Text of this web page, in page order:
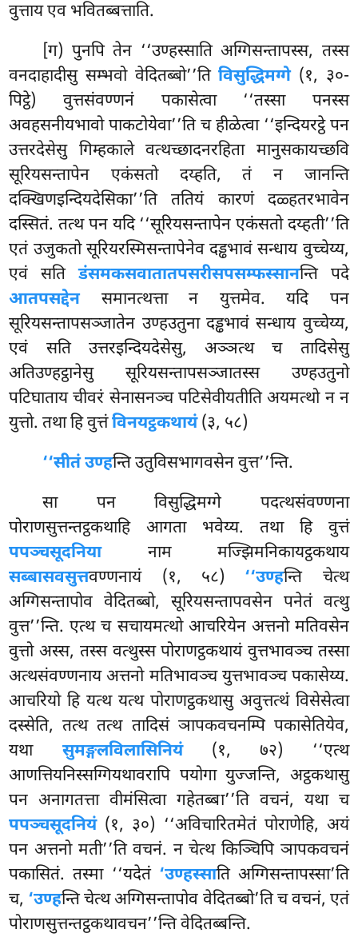
वुत्ताय एव भवितब्बत्ताति.
[ग) पुनपि तेन ‘‘उण्हस्साति अग्गिसन्तापस्स, तस्स
वनदाहादीसु सम्भवो वेदितब्बो’’तिविसुद्धिमग्गे(१, ३०-
पिट्ठे) वुत्तसंवण्णनं पकासेत्वा ‘‘तस्सा पनस्स
अवहसनीयभावो पाकटोयेवा’’ति च हीळेत्वा ‘‘इन्दियरट्ठे पन
उत्तरदेसेसु गिम्हकाले वत्थच्छादनरहिता मानुसकायच्छवि
सूरियसन्तापेन एकंसतो दय्हति, तं न जानन्ति
दक्खिणइन्दियदेसिका’’ति ततियं कारणं दळ्हतरभावेन
दस्सितं. तत्थ पन यदि ‘‘सूरियसन्तापेन एकंसतो दय्हती’’ति
एतं उजुकतो सूरियरस्मिसन्तापेनेव दड्ढभावं सन्धाय वुच्चेय्य,
एवं सतिडंसमकसवातातपसरीसपसम्फस्सानन्ति पदे
आतपसद्देनसमानत्थत्ता न युत्तमेव. यदि पन
सूरियसन्तापसञ्जातेन उण्हउतुना दड्ढभावं सन्धाय वुच्चेय्य,
एवं सति उत्तरइन्दियदेसेसु, अञ्ञत्थ च तादिसेसु
अतिउण्हट्ठानेसु सूरियसन्तापसञ्जातस्स उण्हउतुनो
पटिघातायचीवरं सेनासनञ्च पटिसेवीयतीति अयमत्थो न न
युत्तो. तथा हि वुत्तंविनयट्ठकथायं(३, ५८)
‘‘सीतं उण्हन्ति उतुविसभागवसेन वुत्त’’न्ति.
सा पन विसुद्धिमग्गे पदत्थसंवण्णना
पोराणसुत्तन्तट्ठकथाहि आगता भवेय्य. तथा हि वुत्तं
पपञ्चसूदनियानाम मज्झिमनिकायट्ठकथाय
सब्बासवसुत्तवण्णनायं (१, ५८) ‘‘उण्हन्ति चेत्थ
अग्गिसन्तापोव वेदितब्बो, सूरियसन्तापवसेन पनेतं वत्थु
वुत्त’’न्ति. एत्थ च सचायमत्थो आचरियेन अत्तनो मतिवसेन
वुत्तो अस्स, तस्स वत्थुस्स पोराणट्ठकथायं वुत्तभावञ्च तस्सा
अत्थसंवण्णनाय अत्तनो मतिभावञ्च युत्तभावञ्च पकासेय्य.
आचरियो हि यत्थ यत्थ पोराणट्ठकथासु अवुत्तत्थं विसेसेत्वा
दस्सेति, तत्थ तत्थ तादिसं ञापकवचनम्पि पकासेतियेव,
यथा सुमङ्गलविलासिनियं(१, ७२) ‘‘एत्थ
आणत्तियनिस्सग्गियथावरापि पयोगा युज्जन्ति, अट्ठकथासु
पन अनागतत्ता वीमंसित्वा गहेतब्बा’’ति वचनं, यथा च
पपञ्चसूदनियं(१, ३०) ‘‘अविचारितमेतं पोराणेहि, अयं
पन अत्तनो मती’’ति वचनं. न चेत्थ किञ्चिपि ञापकवचनं
पकासितं. तस्मा ‘‘यदेतं ‘उण्हस्साति अग्गिसन्तापस्सा’ति
च, ‘उण्हन्ति चेत्थ अग्गिसन्तापोव वेदितब्बो’ति च वचनं, एतं
पोराणसुत्तन्तट्ठकथावचन’’न्ति वेदितब्बन्ति.